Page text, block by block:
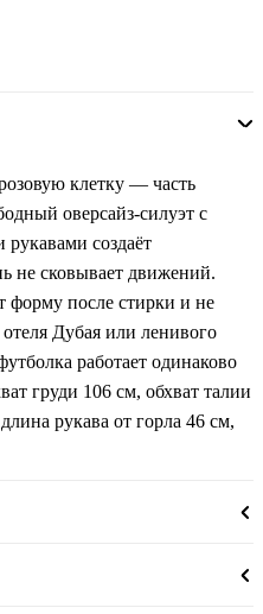
клетку — часть
оверсайз-силуэт с
создаёт
не сковывает движений.
форму после стирки и не
Дубая или ленивого
работает одинаково
груди 106 см, обхват талии
рукава от горла 46 см,